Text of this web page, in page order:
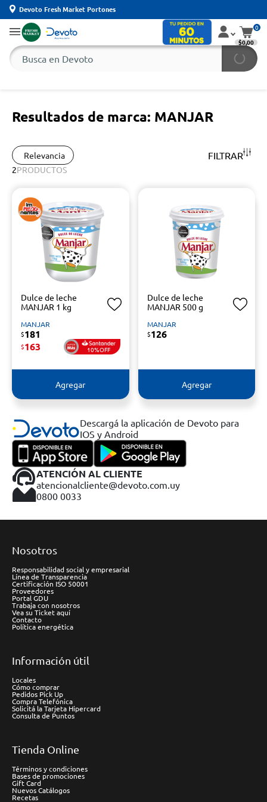
Devoto Fresh Market Portones
0
$0,00
Resultados de marca: MANJAR
Relevancia FILTRAR
2PRODUCTOS
Dulce de leche
MANJAR 1 kg
MANJAR
$181
$163 10%OFF
Agregar
Dulce de leche
MANJAR 500 g
MANJAR
$126
Agregar
Descargá la aplicación de Devoto para
IOS y Android
ATENCIÓN AL CLIENTE
atencionalcliente@devoto.com.uy
0800 0033
Nosotros
Responsabilidad social y empresarial
Línea de Transparencia
Certificación ISO 50001
Proveedores
Portal GDU
Trabaja con nosotros
Vea su Ticket aquí
Contacto
Política energética
Información útil
Locales
Cómo comprar
Pedidos Pick Up
Compra Telefónica
Solicitá la Tarjeta Hipercard
Consulta de Puntos
Tienda Online
Términos y condiciones
Bases de promociones
Gift Card
Nuevos Catálogos
Recetas